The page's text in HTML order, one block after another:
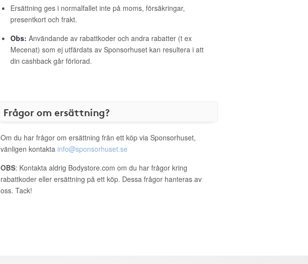
Ersättning ges i normalfallet inte på moms, försäkringar,
presentkort och frakt.
Obs: Användande av rabattkoder och andra rabatter (t ex
Mecenat) som ej utfärdats av Sponsorhuset kan resultera i att
din cashback går förlorad.
Frågor om ersättning?
Om du har frågor om ersättning från ett köp via Sponsorhuset,
vänligen kontakta info@sponsorhuset.se
OBS: Kontakta aldrig Bodystore.com om du har frågor kring
rabattkoder eller ersättning på ett köp. Dessa frågor hanteras av
oss. Tack!